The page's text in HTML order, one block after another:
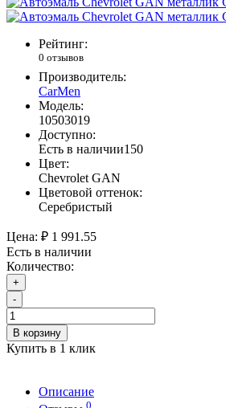
Рейтинг:
0 отзывов
Производитель:
CarMen
Модель:
10503019
Доступно:
Есть в наличии150
Цвет:
Chevrolet GAN
Цветовой оттенок:
Серебристый
Цена: ₽ 1 991.55
Есть в наличии
Количество:
+
-
В корзину
Купить в 1 клик
Описание
0